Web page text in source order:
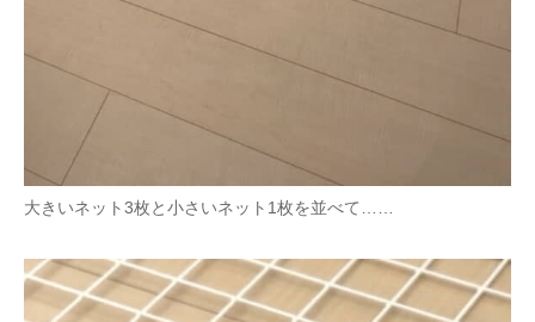
大きいネット3枚と小さいネット1枚を並べて……